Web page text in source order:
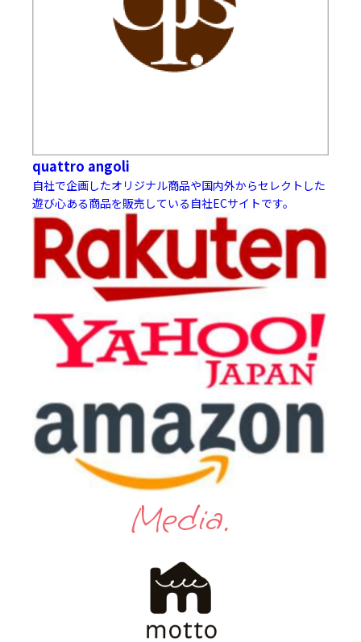
quattro angoli
自社で企画したオリジナル商品や国内外からセレクトした
遊び心ある商品を販売している自社ECサイトです。
Media.